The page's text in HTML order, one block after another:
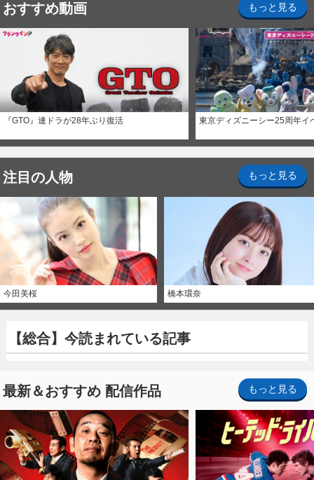
おすすめ動画 もっと見る
『GTO』連ドラが28年ぶり復活 東京ディズニーシー25周年イ
注目の人物 もっと見る
今田美桜 橋本環奈
【総合】今読まれている記事
最新＆おすすめ 配信作品 もっと見る